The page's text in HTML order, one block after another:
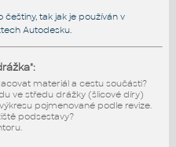
tak jak je používán v
Autodesku.
materiál a cestu součásti?
ve středu drážky (šlicové díry)
pojmenované podle revize.
podsestavy?